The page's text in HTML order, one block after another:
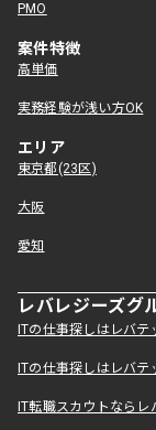
PMO
案件特徴
高単価
実務経験が浅い方OK
エリア
東京都(23区)
大阪
愛知
レバレジーズグ
ITの仕事探しはレバテ
ITの仕事探しはレバテ
IT転職スカウトならレ